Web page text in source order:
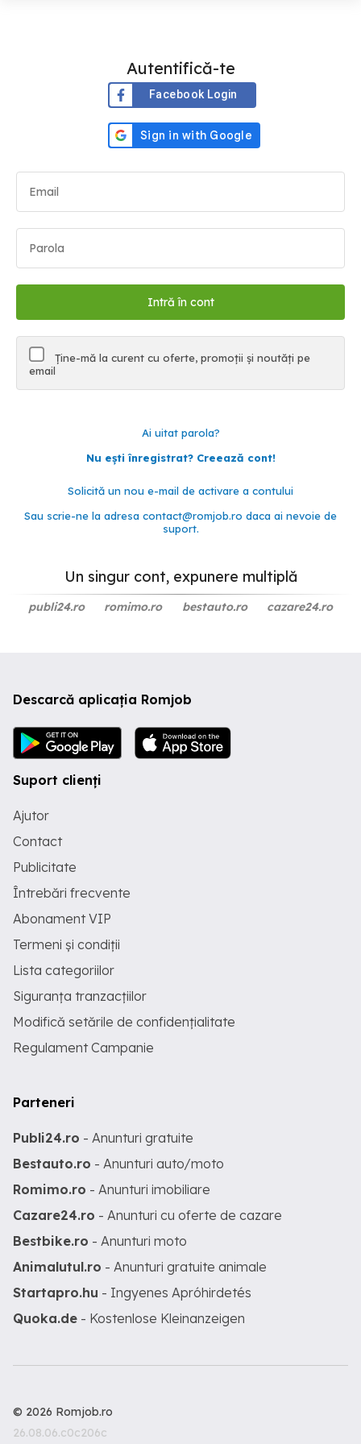
Autentifică-te
Facebook Login
Ține-mă la curent cu oferte, promoții și noutăți pe
email
Ai uitat parola?
Nu ești înregistrat? Creează cont!
Solicită un nou e-mail de activare a contului
Sau scrie-ne la adresa contact@romjob.ro daca ai nevoie de
suport.
Un singur cont, expunere multiplă
publi24.ro romimo.ro bestauto.ro cazare24.ro
Descarcă aplicația Romjob
Suport clienți
Ajutor
Contact
Publicitate
Întrebări frecvente
Abonament VIP
Termeni și condiții
Lista categoriilor
Siguranța tranzacțiilor
Modifică setările de confidențialitate
Regulament Campanie
Parteneri
Publi24.ro - Anunturi gratuite
Bestauto.ro - Anunturi auto/moto
Romimo.ro - Anunturi imobiliare
Cazare24.ro - Anunturi cu oferte de cazare
Bestbike.ro - Anunturi moto
Animalutul.ro - Anunturi gratuite animale
Startapro.hu - Ingyenes Apróhirdetés
Quoka.de - Kostenlose Kleinanzeigen
© 2026 Romjob.ro
26.08.06.c0c206c